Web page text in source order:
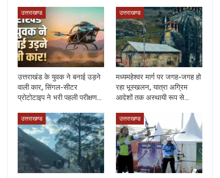
उत्तराखण्ड
उत्तराखंड के युवक ने बनाई उड़ने
वाली कार, सिंगल-सीटर
प्रोटोटाइप ने भरी पहली परीक्षण…
उत्तराखण्ड
मध्यमहेश्वर मार्ग पर जगह-जगह हो
रहा भूस्खलन, यात्रा अग्रिम
आदेशों तक अस्थायी रूप से…
उत्तराखण्ड उत्तराखण्ड